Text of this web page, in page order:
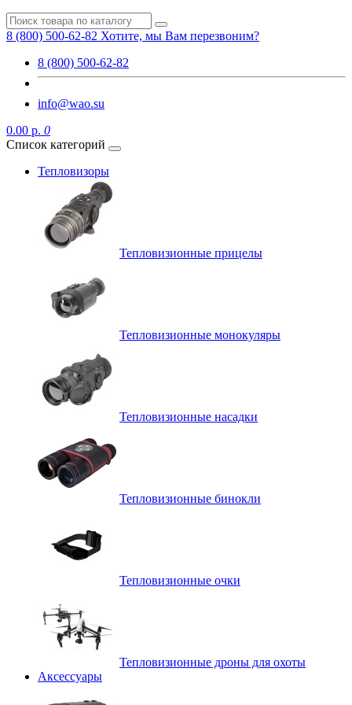
8 (800) 500-62-82 Хотите, мы Вам перезвоним?
8 (800) 500-62-82
info@wao.su
0.00 р. 0
Список категорий
Тепловизоры
Тепловизионные прицелы
Тепловизионные монокуляры
Тепловизионные насадки
Тепловизионные бинокли
Тепловизионные очки
Тепловизионные дроны для охоты
Аксессуары